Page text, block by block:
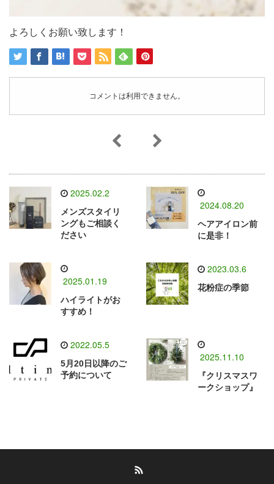
よろしくお願い致します！
コメントは利用できません。
2025.02.2
メンズスタイリ
ングもご相談く
ださい
2024.08.20
ヘアアイロン前
に是非！
2025.01.19
ハイライトがお
すすめ！
2023.03.6
花粉症の季節
2022.05.5
5月20日以降のご
予約について
2025.11.10
『クリスマスワ
ークショップ』